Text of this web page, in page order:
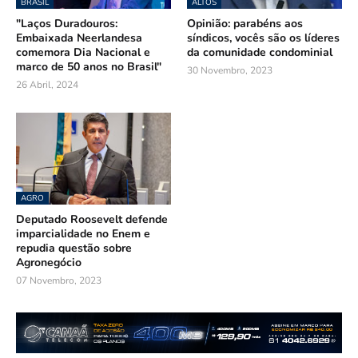
BRASIL
"Laços Duradouros:
Embaixada Neerlandesa
comemora Dia Nacional e
marco de 50 anos no Brasil"
26 Abril, 2024
ALTOS
Opinião: parabéns aos
síndicos, vocês são os líderes
da comunidade condominial
30 Novembro, 2023
AGRO
Deputado Roosevelt defende
imparcialidade no Enem e
repudia questão sobre
Agronegócio
07 Novembro, 2023